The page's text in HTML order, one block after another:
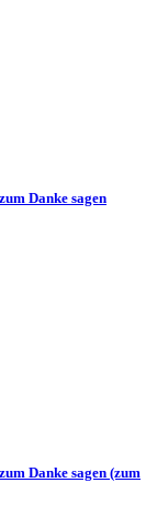
Danke sagen
Danke sagen (zum